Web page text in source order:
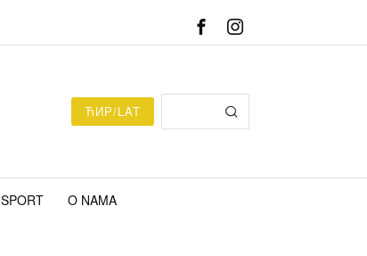
ЋИР/LAT
SPORT O NAMA